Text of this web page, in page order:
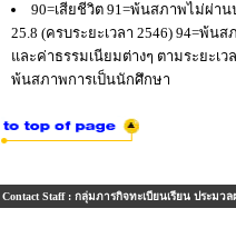
90=เสียชีวิต 91=พ้นสภาพไม่ผ่า
25.8 (ครบระยะเวลา 2546) 94=พ้
และค่าธรรมเนียมต่างๆ ตามระยะเ
พ้นสภาพการเป็นนักศึกษา
Contact Staff : กลุ่มภารกิจทะเบียนเรียน ประมวล